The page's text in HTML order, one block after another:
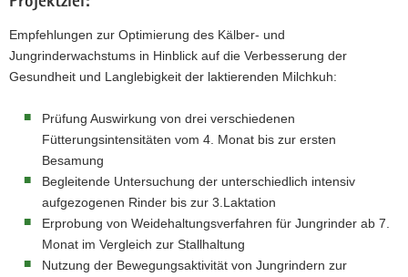
Empfehlungen zur Optimierung des Kälber- und
Jungrinderwachstums in Hinblick auf die Verbesserung der
Gesundheit und Langlebigkeit der laktierenden Milchkuh:
Prüfung Auswirkung von drei verschiedenen
Fütterungsintensitäten vom 4. Monat bis zur ersten
Besamung
Begleitende Untersuchung der unterschiedlich intensiv
aufgezogenen Rinder bis zur 3.Laktation
Erprobung von Weidehaltungsverfahren für Jungrinder ab 7.
Monat im Vergleich zur Stallhaltung
Nutzung der Bewegungsaktivität von Jungrindern zur